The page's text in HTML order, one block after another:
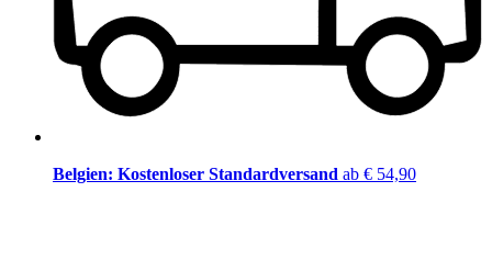
Belgien: Kostenloser Standardversand ab € 54,90